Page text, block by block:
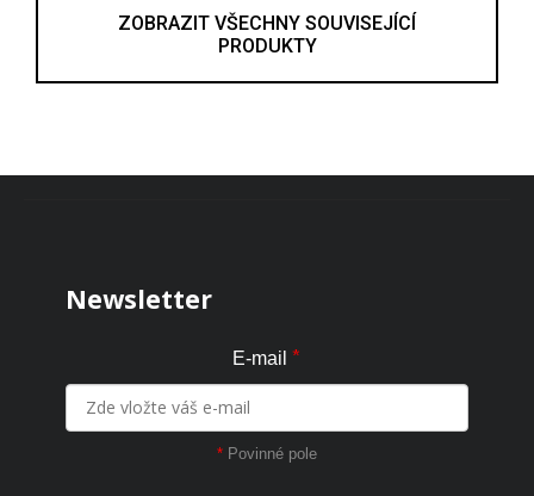
ZOBRAZIT VŠECHNY SOUVISEJÍCÍ
PRODUKTY
Newsletter
E-mail *
* Povinné pole